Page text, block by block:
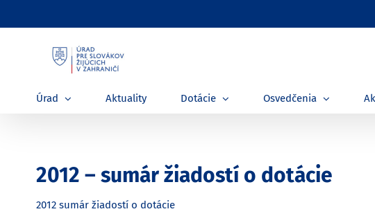
to
Úrad Aktuality Dotácie Osvedčenia
2012 – sumár žiadostí o dotácie
2012 sumár žiadostí o dotácie